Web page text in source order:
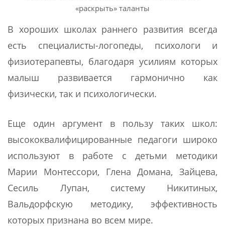
«раскрыть» таланты
В хороших школах раннего развития всегда
есть специалисты-логопеды, психологи и
физиотерапевты, благодаря усилиям которых
малыш развивается гармонично как
физически, так и психологически.
Еще один аргумент в пользу таких школ:
высококвалифицированные педагоги широко
используют в работе с детьми методики
Марии Монтессори, Глена Домана, Зайцева,
Сесиль Лупан, систему Никитиных,
Вальдорфскую методику, эффективность
которых признана во всем мире.